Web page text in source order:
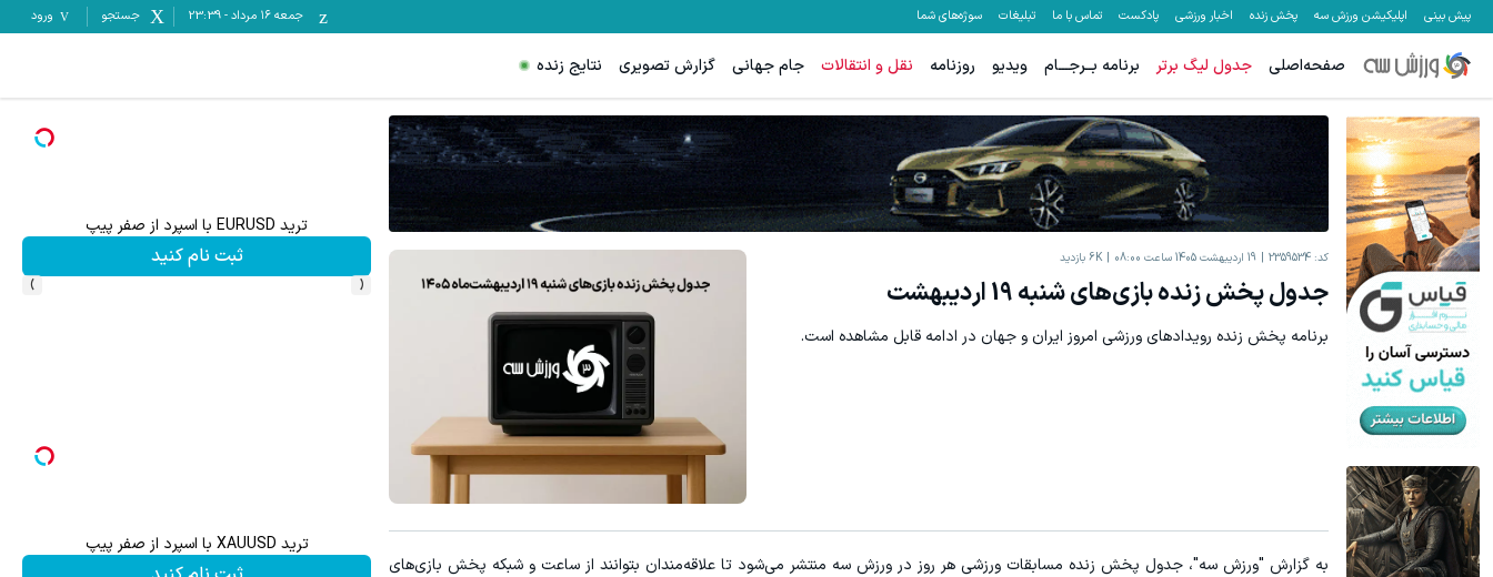
پیش بینی اپلیکیشن ورزش سه پخش زنده اخبار ورزشی پادکست تماس با ما تبلیغات سوژه‌های شما جمعه ۱۶ مرداد -
23:39 جستجو ورود
صفحه‌اصلی جدول لیگ برتر برنامه بــرجـــام ویدیو روزنامه نقل و انتقالات جام جهانی گزارش تصویری نتایج زنده
کد: 2359534 19 اردیبهشت 1405 ساعت 08:00 6K بازدید
جدول پخش زنده بازی‌های شنبه 19 اردیبهشت
برنامه پخش زنده رویدادهای ورزشی امروز ایران و جهان در ادامه قابل مشاهده است.
به گزارش "ورزش سه"، جدول پخش زنده مسابقات ورزشی هر روز در ورزش سه منتشر می‌شود تا علاقه‌مندان بتوانند از ساعت و شبکه پخش بازی‌های
میدونستی میتونی از بالا رفتن ارزش سهام گوگل سود کسب کنی؟
ثبت نام کنید
معاملات فارکس اسپرد از صفر و تا ۵۰۰ دلار بونوس ترید XAUUSD با اسپرد از صفر پیپ
ثبت نام کنید
ترید EURUSD با اسپرد از صفر پیپ
ثبت نام کنید
‹
›
۳ دلار پاداش در هر لات معاملاتی در بروکر اینوسلو ترید XAUUSD با اسپرد از صفر پیپ